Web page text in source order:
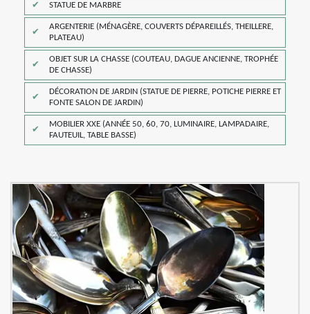
STATUE DE MARBRE
ARGENTERIE (MÉNAGÈRE, COUVERTS DÉPAREILLÉS, THEILLERE,
PLATEAU)
OBJET SUR LA CHASSE (COUTEAU, DAGUE ANCIENNE, TROPHÉE
DE CHASSE)
DÉCORATION DE JARDIN (STATUE DE PIERRE, POTICHE PIERRE ET
FONTE SALON DE JARDIN)
MOBILIER XXE (ANNÉE 50, 60, 70, LUMINAIRE, LAMPADAIRE,
FAUTEUIL, TABLE BASSE)